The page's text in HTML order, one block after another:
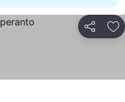
Sdílet